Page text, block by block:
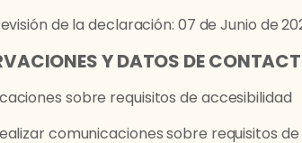
de la declaración: 07 de Junio de
Y DATOS DE
sobre requisitos de accesibilidad
comunicaciones sobre requisitos de